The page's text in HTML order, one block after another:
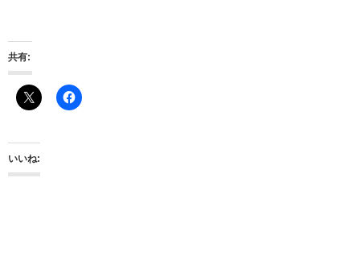
共有:
いいね: